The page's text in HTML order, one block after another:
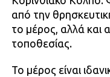
από την
το μέρος, αλλά και
τοποθεσίας.
Το μέρος είναι